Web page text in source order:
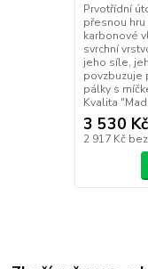
Prvotřídní
přesnou
karbonové
svrchní
jeho síle,
povzbuzuje
pálky s
Kvalita
3 530 Kč
2 917 Kč